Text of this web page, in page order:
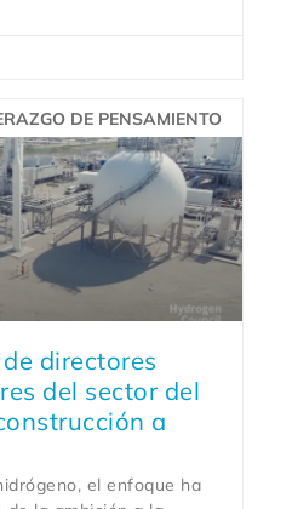
DE PENSAMIENTO
directores
del sector del
a
el enfoque ha